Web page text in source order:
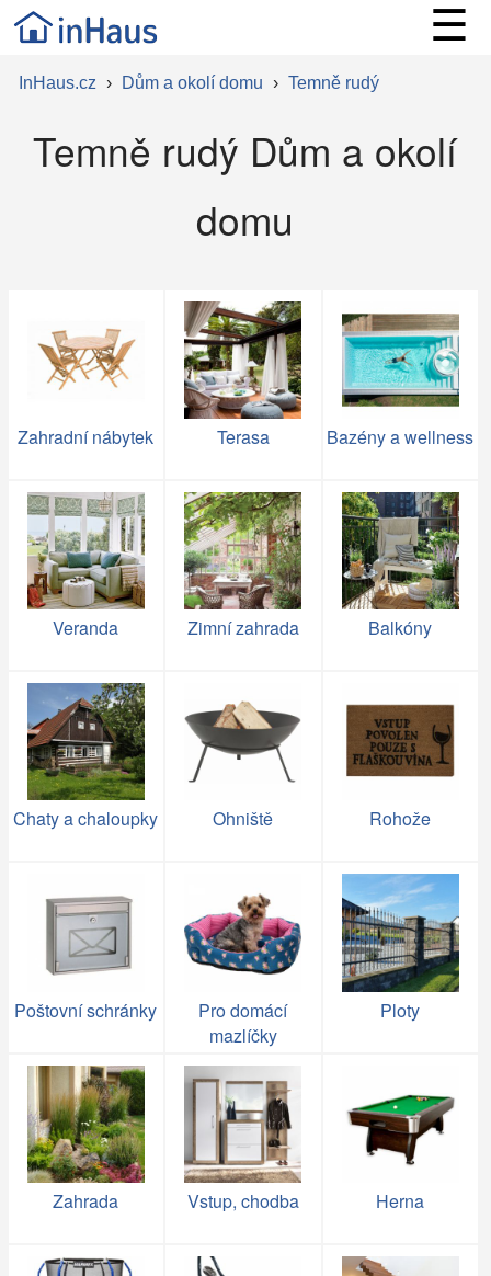
☰
InHaus.cz › Dům a okolí domu › Temně rudý
Temně rudý Dům a okolí
domu
Zahradní nábytek Terasa Bazény a wellness
Veranda Zimní zahrada Balkóny
Chaty a chaloupky Ohniště Rohože
Poštovní schránky
Pro domácí
mazlíčky
Ploty
Zahrada Vstup, chodba Herna